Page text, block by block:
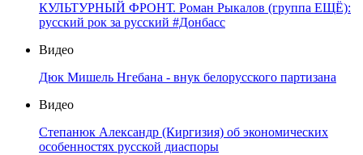
КУЛЬТУРНЫЙ ФРОНТ. Роман Рыкалов (группа ЕЩЁ):
русский рок за русский #Донбасс
Видео
Дюк Мишель Нгебана - внук белорусского партизана
Видео
Степанюк Александр (Киргизия) об экономических
особенностях русской диаспоры